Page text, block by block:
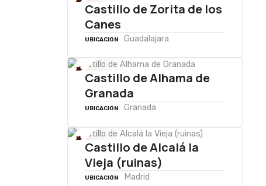
Castillo de Zorita de los
Canes
UBICACIÓN Guadalajara
Castillo de Alhama de
Granada
UBICACIÓN Granada
Castillo de Alcalá la
Vieja (ruinas)
UBICACIÓN Madrid